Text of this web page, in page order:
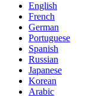
English
French
German
Portuguese
Spanish
Russian
Japanese
Korean
Arabic